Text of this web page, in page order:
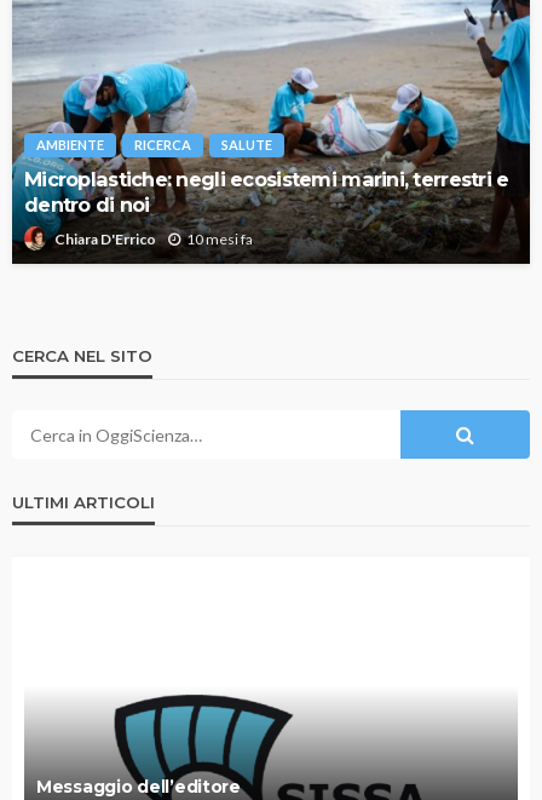
AMBIENTE RICERCA SALUTE
Microplastiche: negli ecosistemi marini, terrestri e
dentro di noi
Chiara D'Errico 10 mesi fa
CERCA NEL SITO
ULTIMI ARTICOLI
Messaggio dell’editore